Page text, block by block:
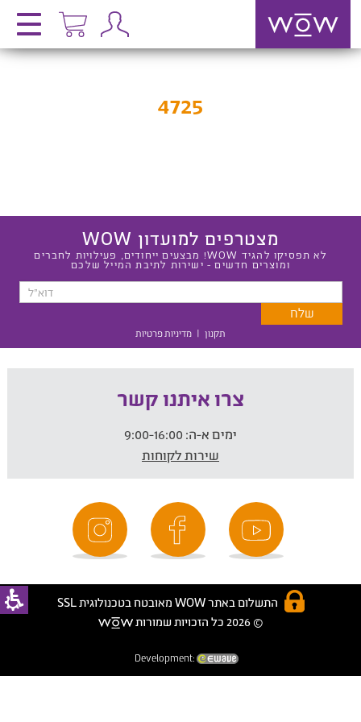
4725
מצטרפים למועדון WOW
לא תפסיקו להגיד WOW! מבצעים ייחודים, פעילויות לחברים
ומוצרים חדשים - ישירות לתיבת המייל שלכם
תקנון | מדיניות פרטיות
צרו איתנו קשר
ימים א-ה:
שירות לקוחות
התשלום באתר WOW מאובטח בטכנולוגית SSL
© 2026 כל הזכויות שמורות
Development: